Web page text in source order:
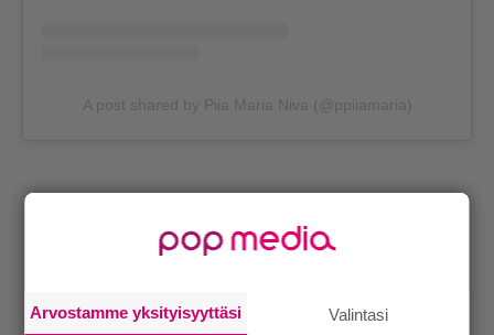
A post shared by Piia Maria Niva (@ppiiamaria)
Arvostamme yksityisyyttäsi Valintasi